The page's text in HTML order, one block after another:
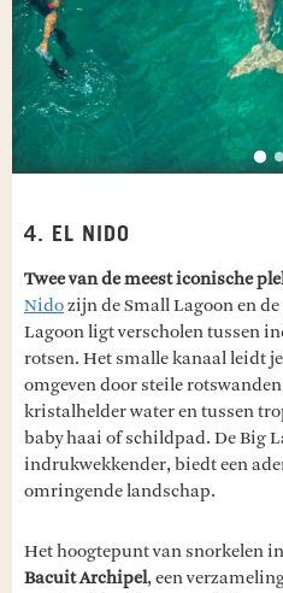
4. EL NIDO
Twee van de meest iconische
Nidozijn de Small Lagoon en
Lagoon ligt verscholen tussen
rotsen. Het smalle kanaal leidt
omgeven door steile
kristalhelder water en tussen
baby haai of schildpad. De Big
indrukwekkender, biedt een
omringende landschap.
Het hoogtepunt van snorkelen
Bacuit Archipel, een